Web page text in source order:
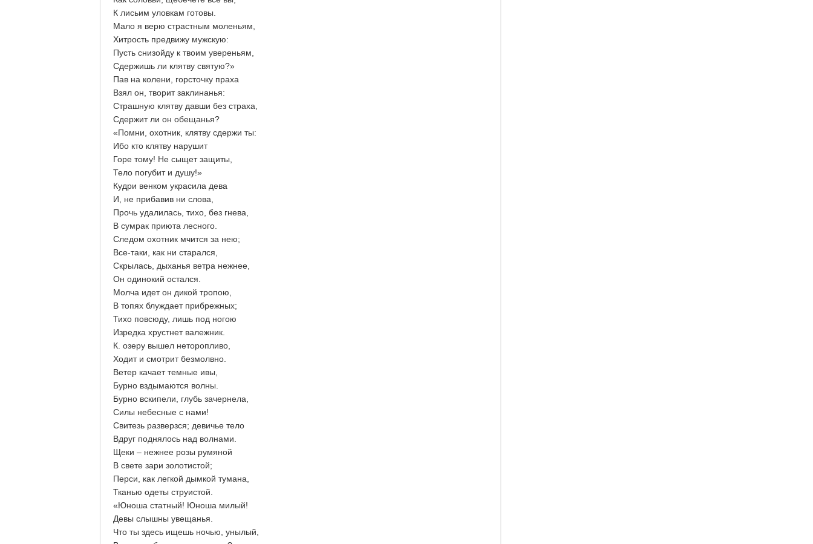
К лисьим уловкам готовы.
Мало я верю страстным моленьям,
Хитрость предвижу мужскую:
Пусть снизойду к твоим увереньям,
Сдержишь ли клятву святую?»
Пав на колени, горсточку праха
Взял он, творит заклинанья:
Страшную клятву давши без страха,
Сдержит ли он обещанья?
«Помни, охотник, клятву сдержи ты:
Ибо кто клятву нарушит
Горе тому! Не сыщет защиты,
Тело погубит и душу!»
Кудри венком украсила дева
И, не прибавив ни слова,
Прочь удалилась, тихо, без гнева,
В сумрак приюта лесного.
Следом охотник мчится за нею;
Все-таки, как ни старался,
Скрылась, дыханья ветра нежнее,
Он одинокий остался.
Молча идет он дикой тропою,
В топях блуждает прибрежных;
Тихо повсюду, лишь под ногою
Изредка хрустнет валежник.
К. озеру вышел неторопливо,
Ходит и смотрит безмолвно.
Ветер качает темные ивы,
Бурно вздымаются волны.
Бурно вскипели, глубь зачернела,
Силы небесные с нами!
Свитезь разверзся; девичье тело
Вдруг поднялось над волнами.
Щеки – нежнее розы румяной
В свете зари золотистой;
Перси, как легкой дымкой тумана,
Тканью одеты струистой.
«Юноша статный! Юноша милый!
Девы слышны увещанья.
Что ты здесь ищешь ночью, унылый,